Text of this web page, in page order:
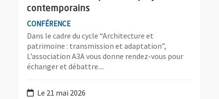
contemporains
CONFÉRENCE
Dans le cadre du cycle “Architecture et
patrimoine : transmission et adaptation”,
L’association A3A vous donne rendez-vous pour
échanger et débattre....
Le 21 mai 2026